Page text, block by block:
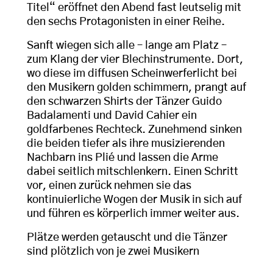
Titel“ eröffnet den Abend fast leutselig mit
den sechs Protagonisten in einer Reihe.
Sanft wiegen sich alle – lange am Platz –
zum Klang der vier Blechinstrumente. Dort,
wo diese im diffusen Scheinwerferlicht bei
den Musikern golden schimmern, prangt auf
den schwarzen Shirts der Tänzer Guido
Badalamenti und David Cahier ein
goldfarbenes Rechteck. Zunehmend sinken
die beiden tiefer als ihre musizierenden
Nachbarn ins Plié und lassen die Arme
dabei seitlich mitschlenkern. Einen Schritt
vor, einen zurück nehmen sie das
kontinuierliche Wogen der Musik in sich auf
und führen es körperlich immer weiter aus.
Plätze werden getauscht und die Tänzer
sind plötzlich von je zwei Musikern